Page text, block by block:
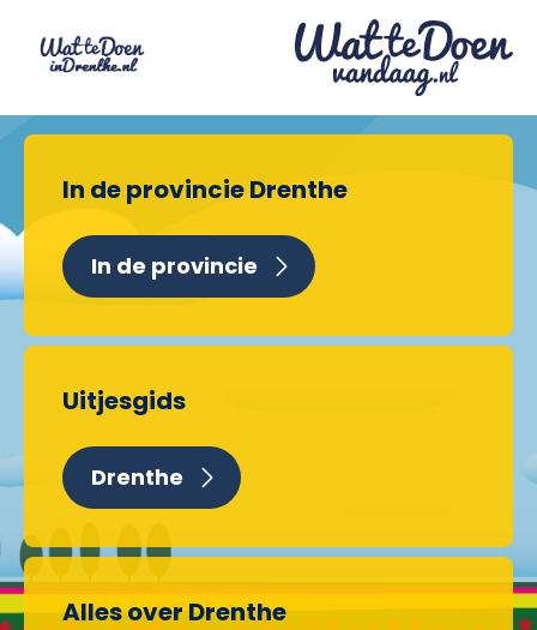
In de provincie Drenthe
In de provincie
Uitjesgids
Drenthe
Alles over Drenthe